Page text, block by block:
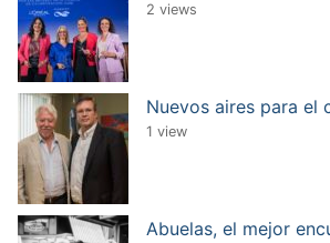
2 views
Nuevos aires para el
1 view
Abuelas, el mejor